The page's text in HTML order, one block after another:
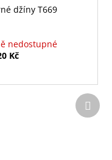
džíny T669
nedostupné
Kč
Další